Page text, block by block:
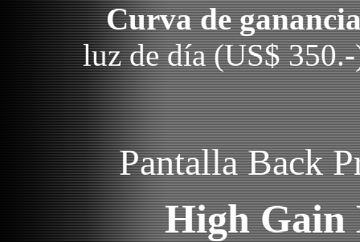
Curva de
luz de día (US$
Pantalla Back
High